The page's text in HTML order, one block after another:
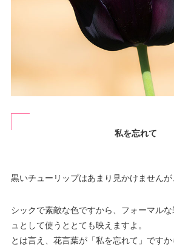
私を忘れて
黒いチューリップはあまり見かけませんが
シックで素敵な色ですから、フォーマル
ュとして使うととても映えますよ。
とは言え、花言葉が「私を忘れて」です